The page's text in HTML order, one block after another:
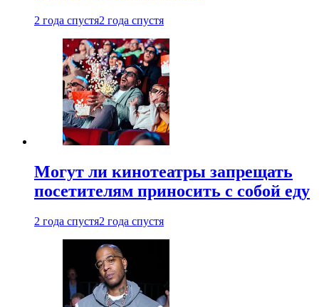
2 года спустя2 года спустя
Могут ли кинотеатры запрещать
посетителям приносить с собой еду
2 года спустя2 года спустя